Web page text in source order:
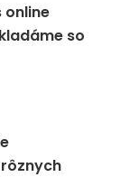
online
so